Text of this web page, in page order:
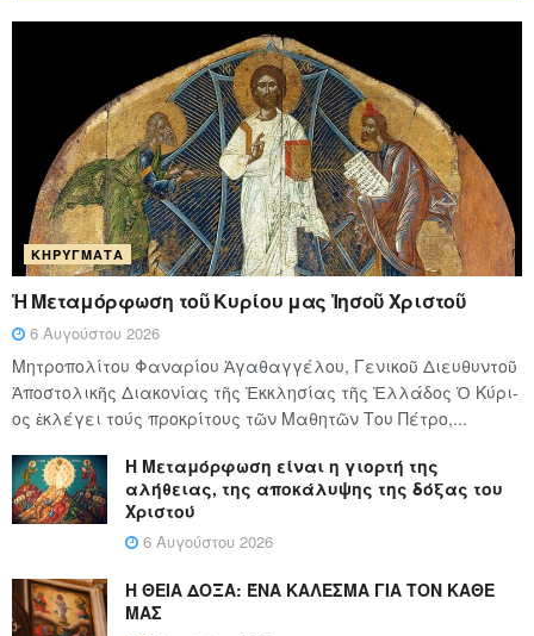
ΚΗΡΎΓΜΑΤΑ
Ἡ Μεταμόρφωση τοῦ Κυρίου μας Ἰησοῦ Χριστοῦ
6 Αυγούστου 2026
Μητροπολίτου Φαναρίου Ἀγαθαγγέλου, Γενικοῦ Διευθυντοῦ
Ἀποστολικῆς Διακονίας τῆς Ἐκκλησίας τῆς Ἑλλάδος Ὁ Κύ­ρι­
ος ἐκλέγει τούς προ­κρί­τους τῶν Μα­θη­τῶν Του Πέ­τρο,...
Η Μεταμόρφωση είναι η γιορτή της
αλήθειας, της αποκάλυψης της δόξας του
Χριστού
6 Αυγούστου 2026
Η ΘΕΙΑ ΔΟΞΑ: ΈΝΑ ΚΑΛΕΣΜΑ ΓΙΑ ΤΟΝ ΚΑΘΕ
ΜΑΣ